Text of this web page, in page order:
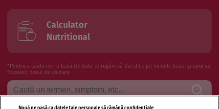
Calculator
Nutritional
*Pentru a căuta intr-o bază de date te rugăm să dai click pe numele bazei și apoi să
folosesti boxul de căutare